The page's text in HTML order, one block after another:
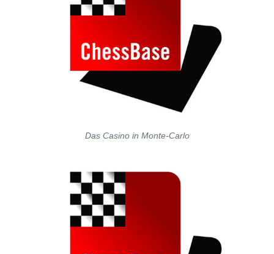
Das Casino in Monte-Carlo